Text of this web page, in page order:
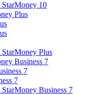
10
Plus
Plus
Business 7
7
7
Business 7